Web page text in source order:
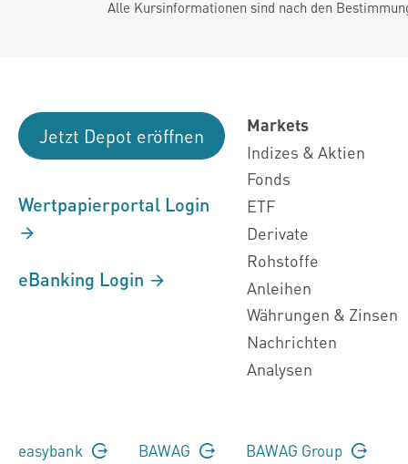
Alle Kursinformationen sind nach den
Jetzt Depot eröffnen
Wertpapierportal Login
eBanking Login
Markets
Indizes & Aktien
Fonds
ETF
Derivate
Rohstoffe
Anleihen
Währungen & Zinsen
Nachrichten
Analysen
easybank BAWAG BAWAG Group